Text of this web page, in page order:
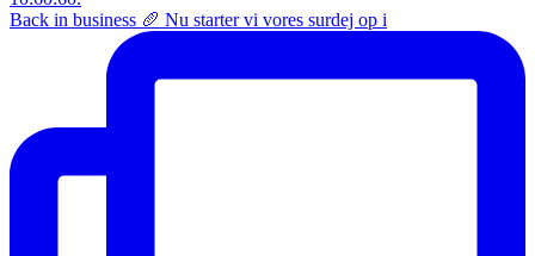
Back in business 🥖 Nu starter vi vores surdej op i